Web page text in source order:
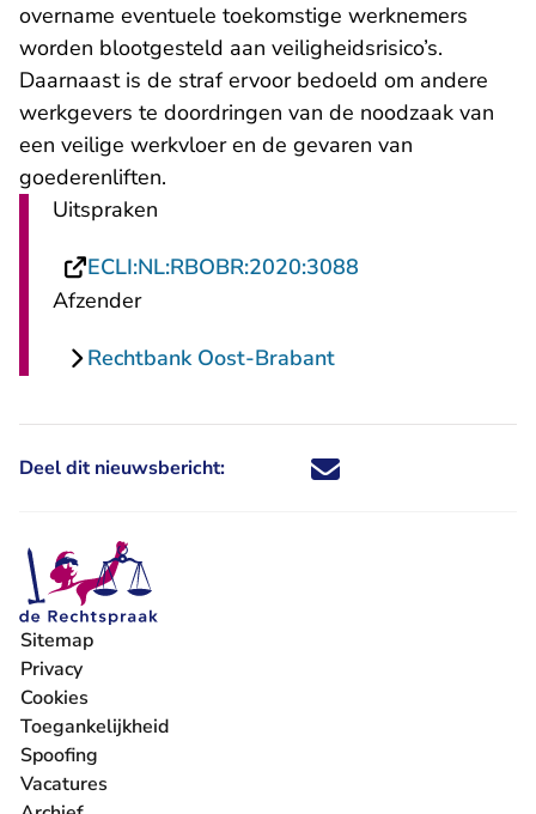
overname eventuele toekomstige werknemers
worden blootgesteld aan veiligheidsrisico’s.
Daarnaast is de straf ervoor bedoeld om andere
werkgevers te doordringen van de noodzaak van
een veilige werkvloer en de gevaren van
goederenliften.
Uitspraken
ECLI:NL:RBOBR:2020:3088
Afzender
Rechtbank Oost-Brabant
Deel dit nieuwsbericht: Deel dit nieuwsbericht via X -
Deel dit nieuwsbericht via
Deel dit nieuwsbericht
Deel dit
Sitemap
Privacy
Cookies
Toegankelijkheid
Spoofing
Vacatures
- U verlaat Rechtspraak.nl